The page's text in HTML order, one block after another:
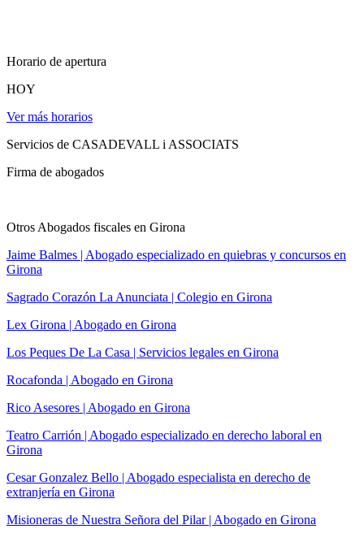
Horario de apertura
HOY
Ver más horarios
Servicios de CASADEVALL i ASSOCIATS
Firma de abogados
Otros Abogados fiscales en Girona
Jaime Balmes | Abogado especializado en quiebras y concursos en
Girona
Sagrado Corazón La Anunciata | Colegio en Girona
Lex Girona | Abogado en Girona
Los Peques De La Casa | Servicios legales en Girona
Rocafonda | Abogado en Girona
Rico Asesores | Abogado en Girona
Teatro Carrión | Abogado especializado en derecho laboral en
Girona
Cesar Gonzalez Bello | Abogado especialista en derecho de
extranjería en Girona
Misioneras de Nuestra Señora del Pilar | Abogado en Girona